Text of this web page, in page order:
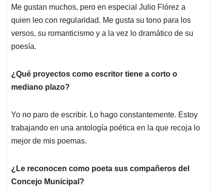
Me gustan muchos, pero en especial Julio Flórez a
quien leo con regularidad. Me gusta su tono para los
versos, su romanticismo y a la vez lo dramático de su
poesía.
¿Qué proyectos como escritor tiene a corto o
mediano plazo?
Yo no paro de escribir. Lo hago constantemente. Estoy
trabajando en una antología poética en la que recoja lo
mejor de mis poemas.
¿Le reconocen como poeta sus compañeros del
Concejo Municipal?